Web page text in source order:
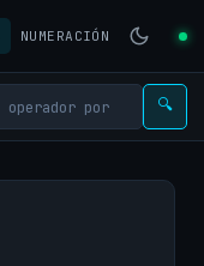
NUMERACIÓN
🔍